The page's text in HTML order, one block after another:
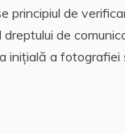
principiul de
dreptului de
inițială a fotografiei